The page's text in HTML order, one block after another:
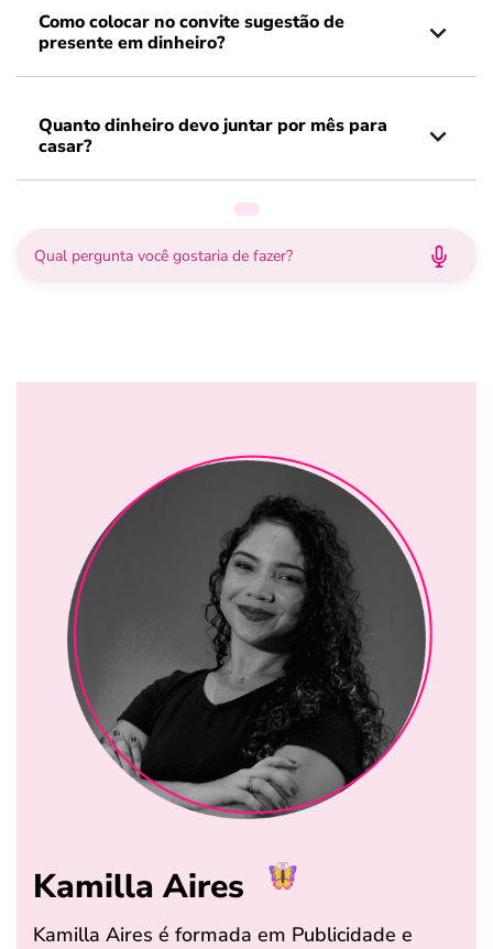
Como colocar no convite sugestão de
presente em dinheiro?
Quanto dinheiro devo juntar por mês para
casar?
Kamilla Aires
Kamilla Aires é formada em Publicidade e